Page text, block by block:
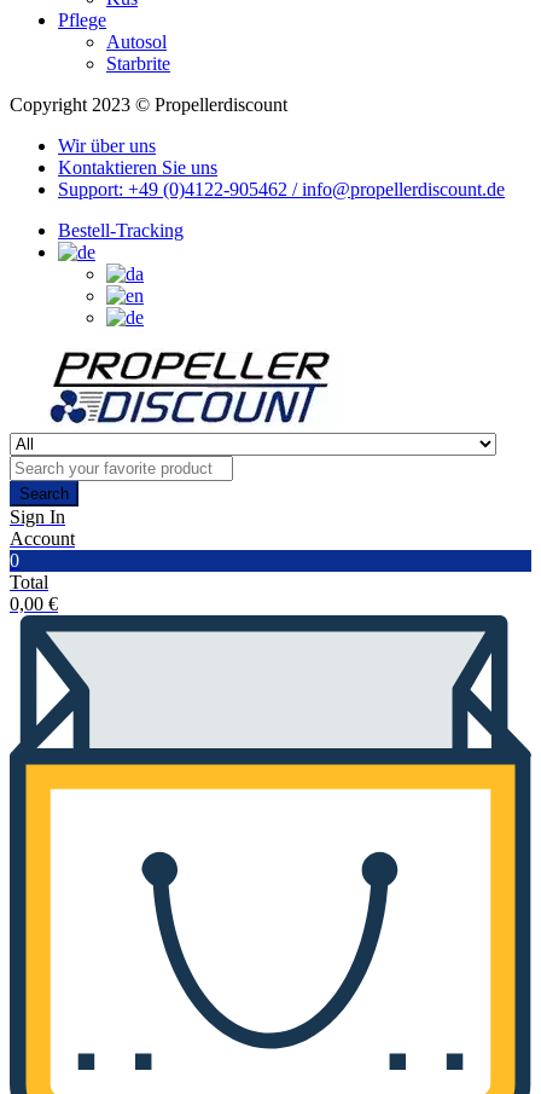
Pflege
Autosol
Starbrite
Copyright 2023 © Propellerdiscount
Wir über uns
Kontaktieren Sie uns
Support: +49 (0)4122-905462 / info@propellerdiscount.de
Bestell-Tracking
Search
Sign In
Account
0
Total
0,00 €